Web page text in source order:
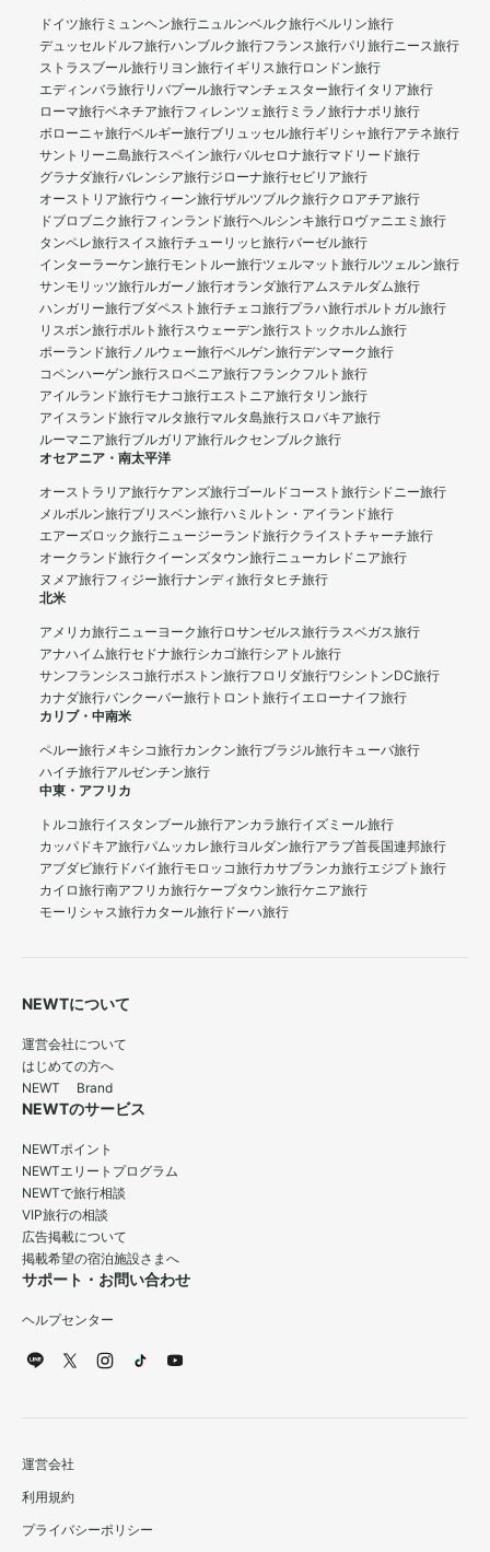
ドイツ旅行 ミュンヘン旅行ニュルンベルク旅行ベルリン旅行
デュッセルドルフ旅行ハンブルク旅行フランス旅行パリ旅行ニース旅行
ストラスブール旅行リヨン旅行イギリス旅行ロンドン旅行
エディンバラ旅行リバプール旅行マンチェスター旅行イタリア旅行
ローマ旅行ベネチア旅行フィレンツェ旅行 ミラノ旅行ナポリ旅行
ボローニャ旅行ベルギー旅行ブリュッセル旅行ギリシャ旅行アテネ旅行
サントリーニ島旅行スペイン旅行バルセロナ旅行マドリード旅行
グラナダ旅行バレンシア旅行ジローナ旅行セビリア旅行
オーストリア旅行ウィーン旅行ザルツブルク旅行クロアチア旅行
ドブロブニク旅行フィンランド旅行ヘルシンキ旅行ロヴァニエミ旅行
タンペレ旅行スイス旅行チューリッヒ旅行バーゼル旅行
インターラーケン旅行モントルー旅行ツェルマット旅行ルツェルン旅行
サンモリッツ旅行ルガーノ旅行オランダ旅行アムステルダム旅行
ハンガリー旅行ブダペスト旅行チェコ旅行プラハ旅行ポルトガル旅行
リスボン旅行ポルト旅行スウェーデン旅行ストックホルム旅行
ポーランド旅行ノルウェー旅行ベルゲン旅行デンマーク旅行
コペンハーゲン旅行スロベニア旅行フランクフルト旅行
アイルランド旅行モナコ旅行エストニア旅行タリン旅行
アイスランド旅行マルタ旅行マルタ島旅行スロバキア旅行
ルーマニア旅行ブルガリア旅行ルクセンブルク旅行
オセアニア・南太平洋
オーストラリア旅行ケアンズ旅行ゴールドコースト旅行シドニー旅行
メルボルン旅行ブリスベン旅行ハミルトン・アイランド旅行
エアーズロック旅行ニュージーランド旅行クライストチャーチ旅行
オークランド旅行クイーンズタウン旅行ニューカレドニア旅行
ヌメア旅行フィジー旅行ナンディ旅行タヒチ旅行
北米
アメリカ旅行ニューヨーク旅行ロサンゼルス旅行ラスベガス旅行
アナハイム旅行セドナ旅行シカゴ旅行シアトル旅行
サンフランシスコ旅行ボストン旅行フロリダ旅行ワシントンDC旅行
カナダ旅行バンクーバー旅行 トロント旅行イエローナイフ旅行
カリブ・中南米
ペルー旅行メキシコ旅行カンクン旅行ブラジル旅行キューバ旅行
ハイチ旅行アルゼンチン旅行
中東・アフリカ
トルコ旅行イスタンブール旅行アンカラ旅行イズミール旅行
カッパドキア旅行パムッカレ旅行ヨルダン旅行アラブ首長国連邦旅行
アブダビ旅行 ドバイ旅行モロッコ旅行カサブランカ旅行エジプト旅行
カイロ旅行南アフリカ旅行ケープタウン旅行ケニア旅行
モーリシャス旅行カタール旅行 ドーハ旅行
NEWTについて
運営会社について
はじめての方へ
NEWT Brand
NEWTのサービス
NEWTポイント
NEWTエリートプログラム
NEWTで旅行相談
VIP旅行の相談
広告掲載について
掲載希望の宿泊施設さまへ
サポート・お問い合わせ
ヘルプセンター
運営会社
利用規約
プライバシーポリシー